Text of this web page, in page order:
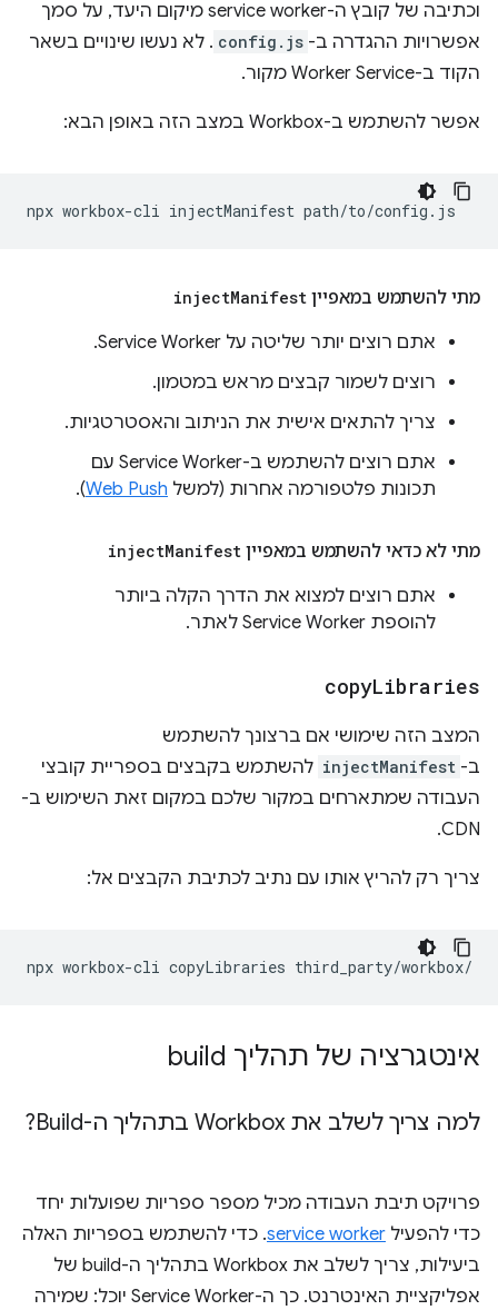
וכתיבה של קובץ ה-service worker מיקום היעד, על סמך
אפשרויות ההגדרה ב- config.js . לא נעשו שינויים בשאר
הקוד ב-Worker Service מקור.
אפשר להשתמש ב-Workbox במצב הזה באופן הבא:
npx workbox-cli injectManifest
מתי להשתמש במאפיין injectManifest
אתם רוצים יותר שליטה על Service Worker.
רוצים לשמור קבצים מראש במטמון.
צריך להתאים אישית את הניתוב והאסטרטגיות.
אתם רוצים להשתמש ב-Service Worker עם
תכונות פלטפורמה אחרות (למשל Web Push
).
מתי לא כדאי להשתמש במאפיין injectManifest
אתם רוצים למצוא את הדרך הקלה ביותר
להוספת Service Worker לאתר.
copyLibraries
המצב הזה שימושי אם ברצונך להשתמש
ב- injectManifest להשתמש בקבצים בספריית קובצי
העבודה שמתארחים במקור שלכם במקום זאת השימוש ב-
CDN.
צריך רק להריץ אותו עם נתיב לכתיבת הקבצים אל:
npx workbox-cli copyLibraries
אינטגרציה של תהליך build
למה צריך לשלב את Workbox בתהליך ה-Build?
פרויקט תיבת העבודה מכיל מספר ספריות שפועלות יחד
כדי להפעיל service worker. כדי להשתמש בספריות האלה
ביעילות, צריך לשלב את Workbox בתהליך ה-build של
אפליקציית האינטרנט. כך ה-Service Worker יוכל: שמירה